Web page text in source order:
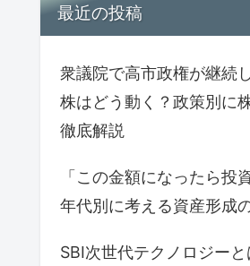
最近の投稿
衆議院で高市政権が継続
株はどう動く？政策別に
徹底解説
「この金額になったら投
年代別に考える資産形成
SBI次世代テクノロジーと